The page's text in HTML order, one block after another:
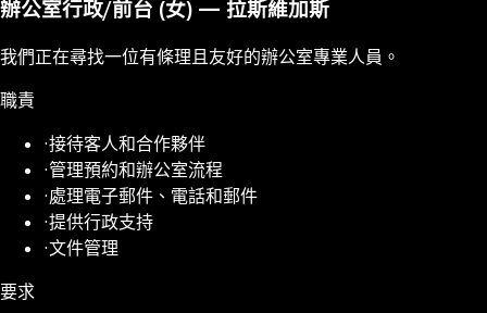
辦公室行政/前台 (女) — 拉斯維加斯
我們正在尋找一位有條理且友好的辦公室專業人員。
職責
·接待客人和合作夥伴
·管理預約和辦公室流程
·處理電子郵件、電話和郵件
·提供行政支持
·文件管理
要求